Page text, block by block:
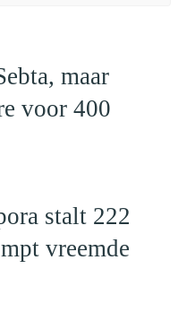
maar
voor 400
stalt 222
vreemde